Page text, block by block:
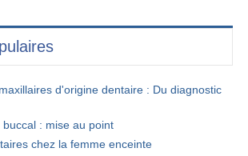
d'origine dentaire : Du diagnostic
buccal : mise au point
chez la femme enceinte